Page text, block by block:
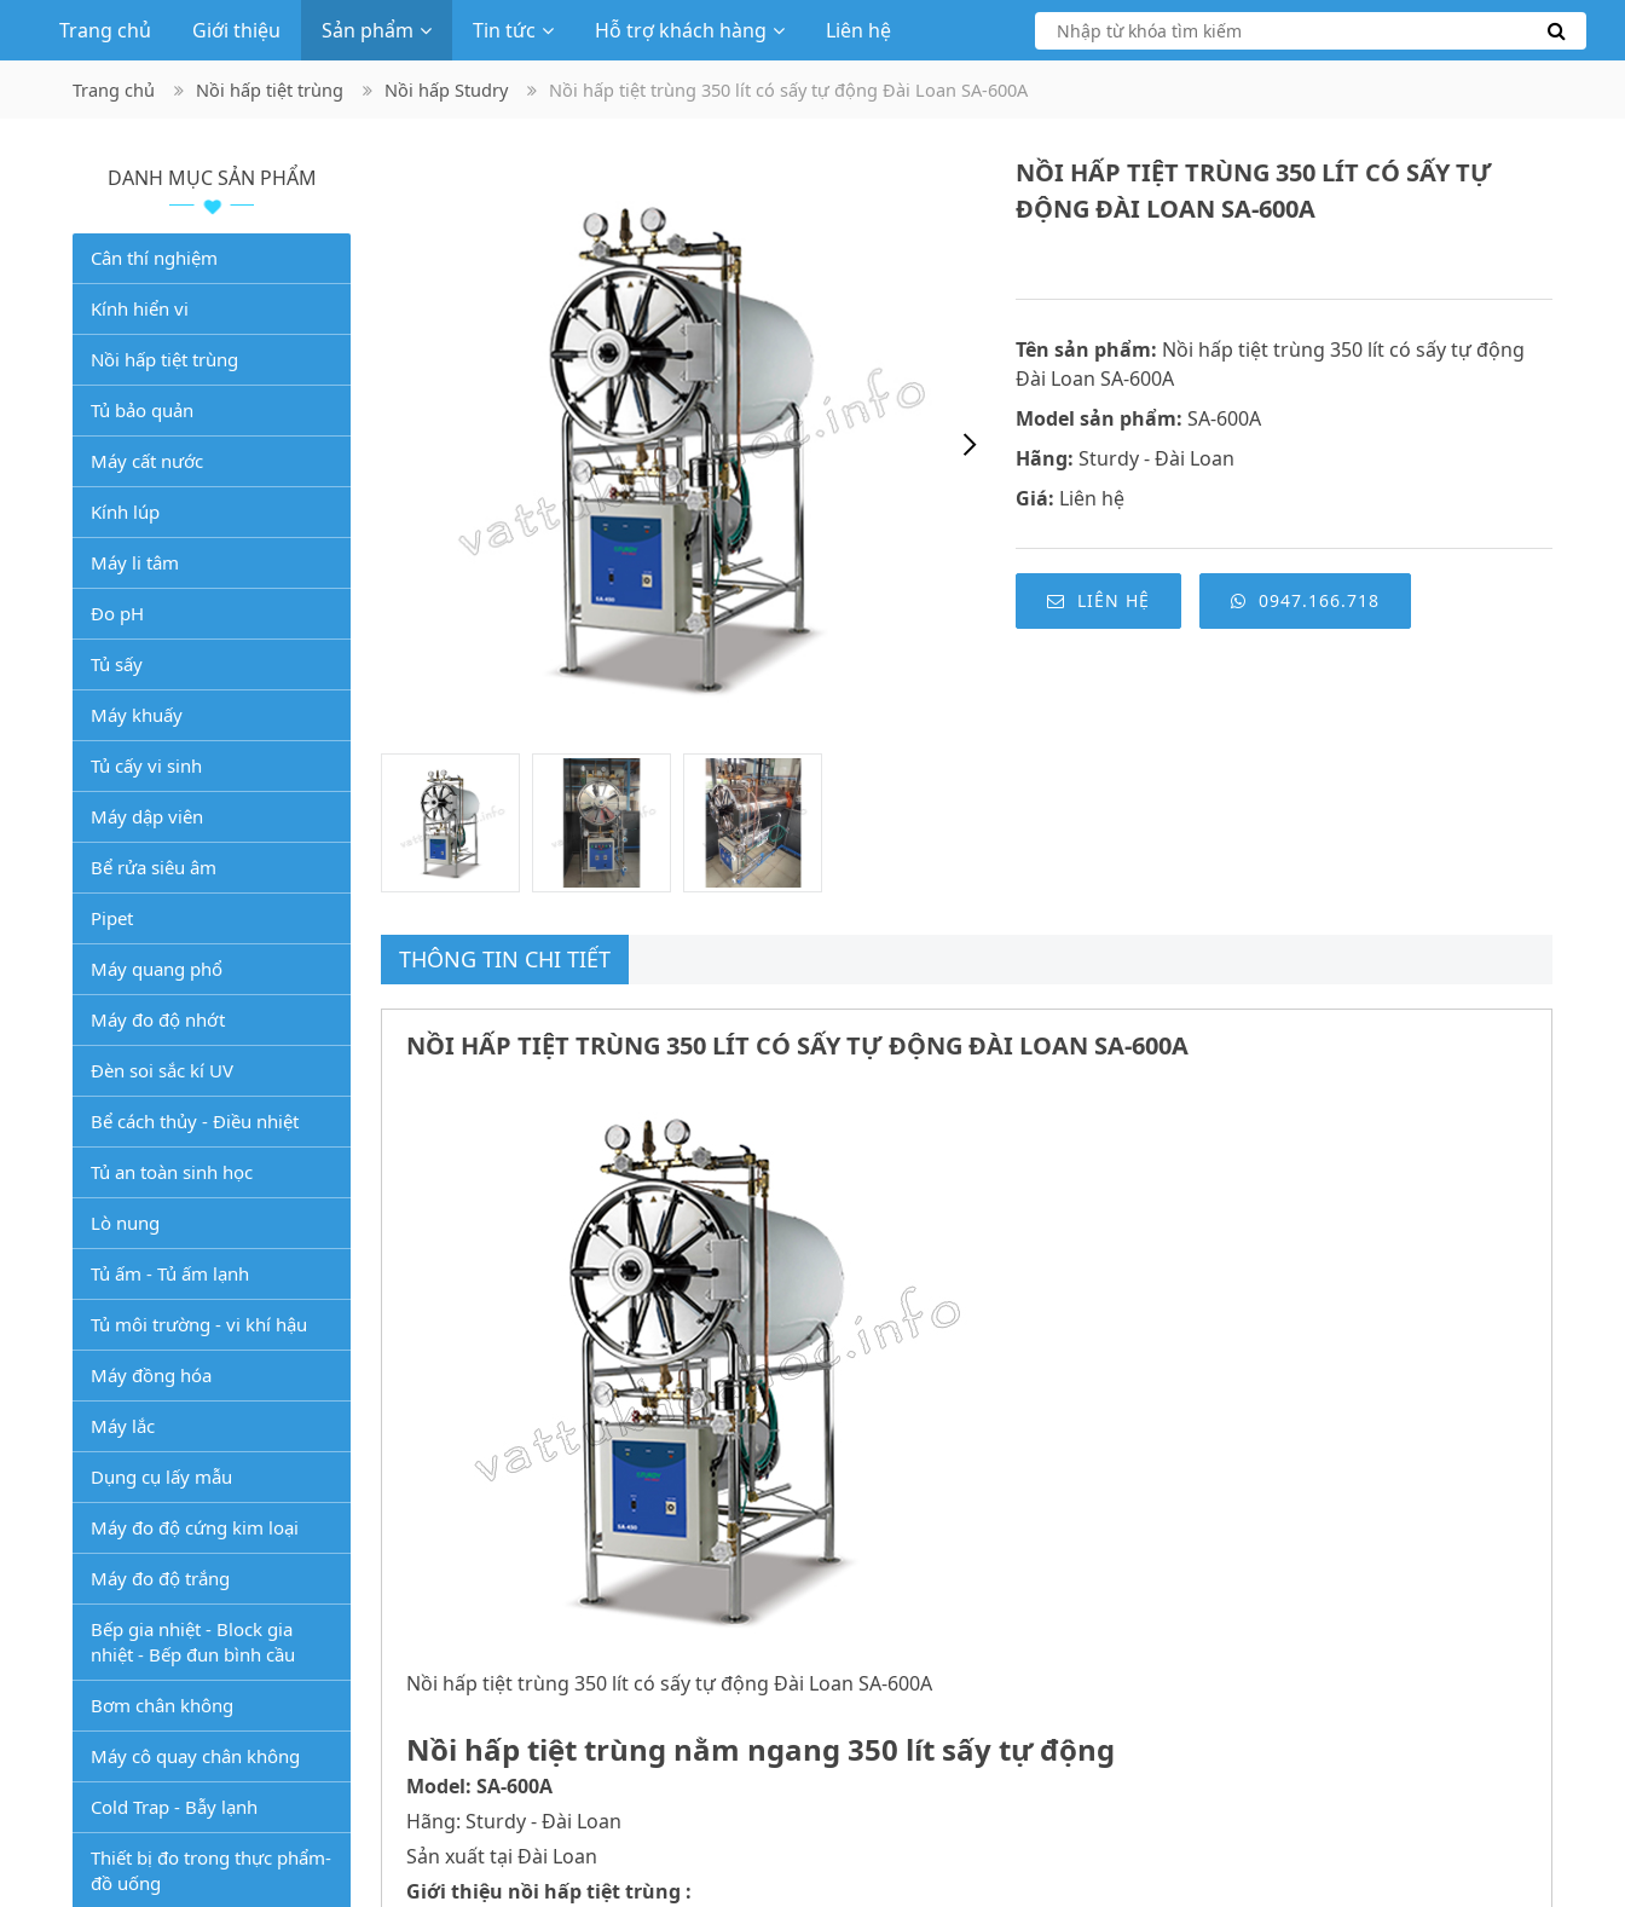
Trang chủ Giới thiệu Sản phẩm Tin tức Hỗ trợ khách hàng Liên hệ
Trang chủ Nồi hấp tiệt trùng Nồi hấp Studry Nồi hấp tiệt trùng 350 lít có sấy tự động Đài Loan SA-600A
NỒI HẤP TIỆT TRÙNG 350 LÍT CÓ SẤY TỰ
ĐỘNG ĐÀI LOAN SA-600A
Tên sản phẩm: Nồi hấp tiệt trùng 350 lít có sấy tự động
Đài Loan SA-600A
Model sản phẩm: SA-600A
Hãng: Sturdy - Đài Loan
Giá: Liên hệ
LIÊN HỆ 0947.166.718
THÔNG TIN CHI TIẾT
NỒI HẤP TIỆT TRÙNG 350 LÍT CÓ SẤY TỰ ĐỘNG ĐÀI LOAN SA-600A
Nồi hấp tiệt trùng 350 lít có sấy tự động Đài Loan SA-600A
Nồi hấp tiệt trùng nằm ngang 350 lít sấy tự động
Model: SA-600A
Hãng: Sturdy - Đài Loan
Sản xuất tại Đài Loan
Giới thiệu nồi hấp tiệt trùng :
DANH MỤC SẢN PHẨM
Cân thí nghiệm
Kính hiển vi
Nồi hấp tiệt trùng
Tủ bảo quản
Máy cất nước
Kính lúp
Máy li tâm
Đo pH
Tủ sấy
Máy khuấy
Tủ cấy vi sinh
Máy dập viên
Bể rửa siêu âm
Pipet
Máy quang phổ
Máy đo độ nhớt
Đèn soi sắc kí UV
Bể cách thủy - Điều nhiệt
Tủ an toàn sinh học
Lò nung
Tủ ấm - Tủ ấm lạnh
Tủ môi trường - vi khí hậu
Máy đồng hóa
Máy lắc
Dụng cụ lấy mẫu
Máy đo độ cứng kim loại
Máy đo độ trắng
Bếp gia nhiệt - Block gia
nhiệt - Bếp đun bình cầu
Bơm chân không
Máy cô quay chân không
Cold Trap - Bẫy lạnh
Thiết bị đo trong thực phẩm-
đồ uống